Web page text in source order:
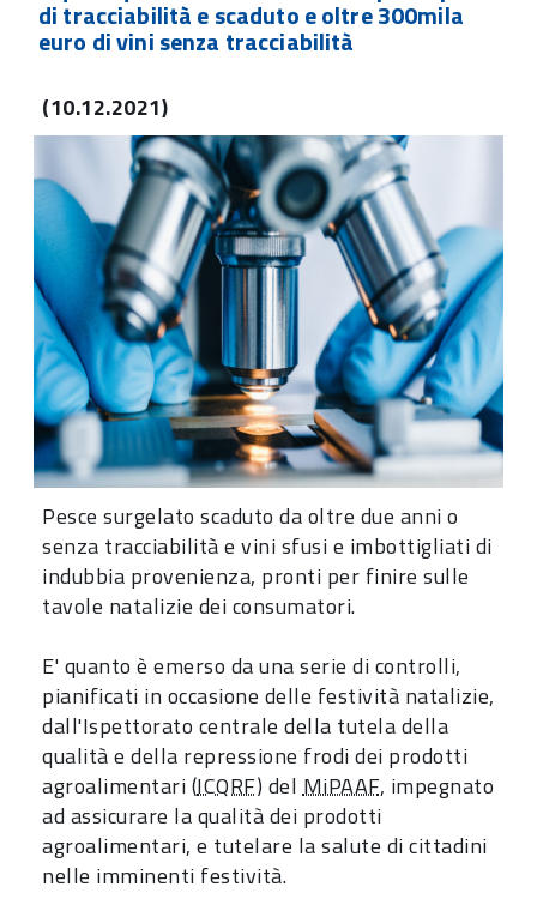
di tracciabilità e scaduto e oltre 300mila
euro di vini senza tracciabilità
(10.12.2021)
Pesce surgelato scaduto da oltre due anni o
senza tracciabilità e vini sfusi e imbottigliati di
indubbia provenienza, pronti per finire sulle
tavole natalizie dei consumatori.
E' quanto è emerso da una serie di controlli,
pianificati in occasione delle festività natalizie,
dall'Ispettorato centrale della tutela della
qualità e della repressione frodi dei prodotti
agroalimentari (ICQRF) delMiPAAF, impegnato
ad assicurare la qualità dei prodotti
agroalimentari, e tutelare la salute di cittadini
nelle imminenti festività.